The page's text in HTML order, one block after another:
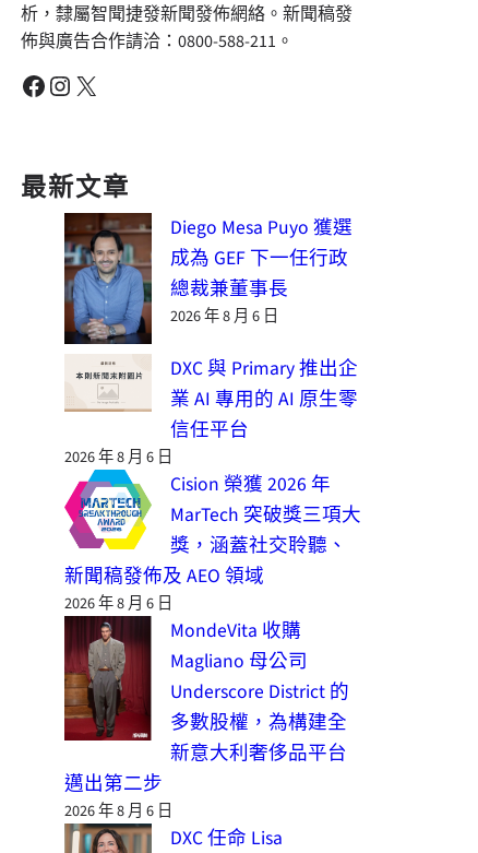
析，隸屬智聞捷發新聞發佈網絡。新聞稿發
佈與廣告合作請洽：0800-588-211。
Facebook Instagram X
最新文章
Diego Mesa Puyo 獲選
成為 GEF 下一任行政
總裁兼董事長
2026 年 8 月 6 日
DXC 與 Primary 推出企
業 AI 專用的 AI 原生零
信任平台
2026 年 8 月 6 日
Cision 榮獲 2026 年
MarTech 突破獎三項大
獎，涵蓋社交聆聽、
新聞稿發佈及 AEO 領域
2026 年 8 月 6 日
MondeVita 收購
Magliano 母公司
Underscore District 的
多數股權，為構建全
新意大利奢侈品平台
邁出第二步
2026 年 8 月 6 日
DXC 任命 Lisa